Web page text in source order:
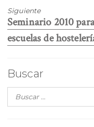
Siguiente
Entrada
siguiente:
Seminario 2010
escuelas de
Buscar